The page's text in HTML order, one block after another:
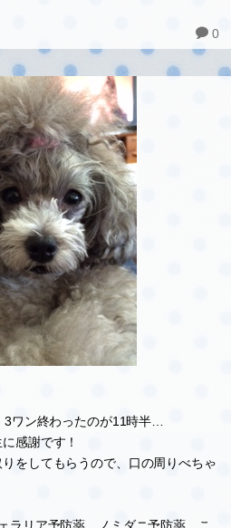
りべっちゃり(;^_^A
でやらせてくれるようになりました
ドックを考えようって言われたよ。
います。
うって言われた)
獣医